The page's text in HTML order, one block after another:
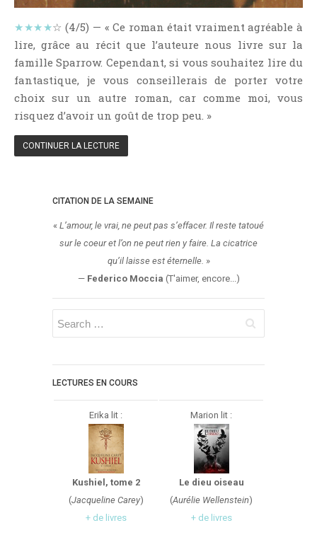
CATÉGORIES
Amitié
Articles D'Erika
Articles De Marion
Articles De Steven
Aventure
Bande Dessinée
Bibliothèque De A À Z
Biographie Fictionnelle
Contemporain
Coup De Coeur
★★★★☆ (4/5) — « Ce roman était vraiment agréable à
lire, grâce au récit que l’auteure nous livre sur la
famille Sparrow. Cependant, si vous souhaitez lire du
fantastique, je vous conseillerais de porter votre
choix sur un autre roman, car comme moi, vous
risquez d’avoir un goût de trop peu. »
CONTINUER LA LECTURE
CITATION DE LA SEMAINE
« L’amour, le vrai, ne peut pas s’effacer. Il reste tatoué
sur le coeur et l’on ne peut rien y faire. La cicatrice
qu’il laisse est éternelle. »
— Federico Moccia (T'aimer, encore...)
LECTURES EN COURS
Erika lit :
Kushiel, tome 2
(Jacqueline Carey)
+ de livres
Marion lit :
Le dieu oiseau
(Aurélie Wellenstein)
+ de livres